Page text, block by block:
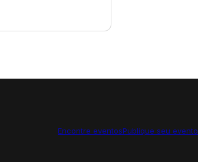
Encontre eventosPublique seu evento